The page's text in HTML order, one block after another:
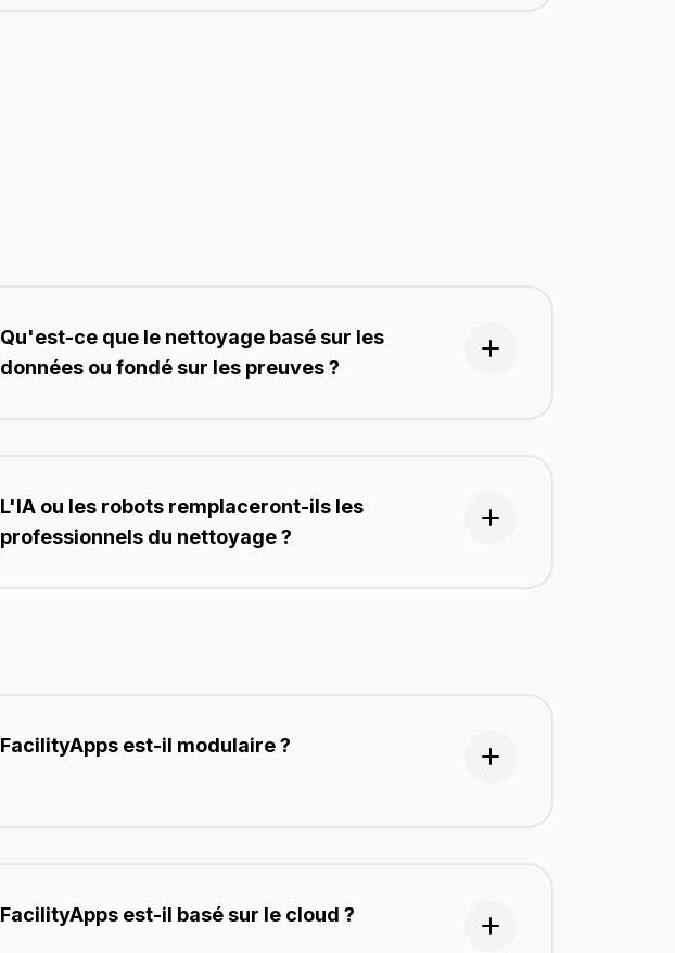
Qu'est-ce que le nettoyage basé sur les
données ou fondé sur les preuves ?
L'IA ou les robots remplaceront-ils les
professionnels du nettoyage ?
FacilityApps est-il modulaire ?
FacilityApps est-il basé sur le cloud ?